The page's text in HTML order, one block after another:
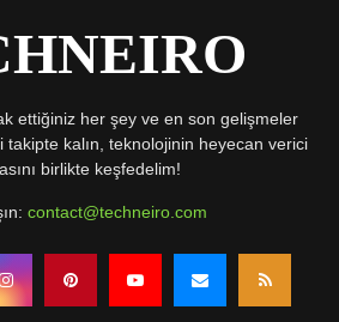
ettiğiniz her şey ve en son gelişmeler
takipte kalın, teknolojinin heyecan verici
birlikte keşfedelim!
contact@techneiro.com